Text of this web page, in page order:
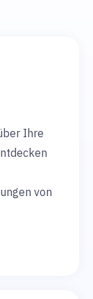
Ihre
von